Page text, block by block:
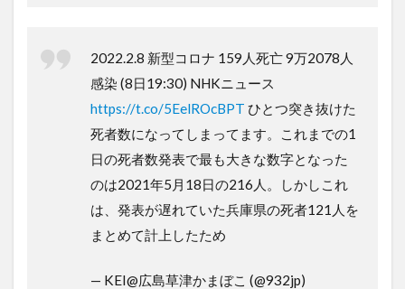
2022.2.8 新型コロナ 159人死亡 9万2078人
感染 (8日19:30) NHKニュース
https://t.co/5EelROcBPT ひとつ突き抜けた
死者数になってしまってます。これまでの1
日の死者数発表で最も大きな数字となった
のは2021年5月18日の216人。しかしこれ
は、発表が遅れていた兵庫県の死者121人を
まとめて計上したため
— KEI@広島草津かまぼこ (@932jp)